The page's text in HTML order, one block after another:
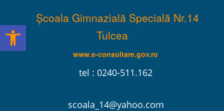
Școala Gimnazială Specială Nr.14
Tulcea
www.e-consultare.gov.ro
tel : 0240-511.162
scoala_14@yahoo.com
Deschide bara de unelte